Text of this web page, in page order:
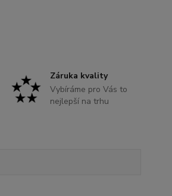
Záruka kvality
Vybíráme pro Vás to
nejlepší na trhu